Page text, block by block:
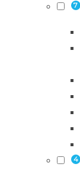
7
4